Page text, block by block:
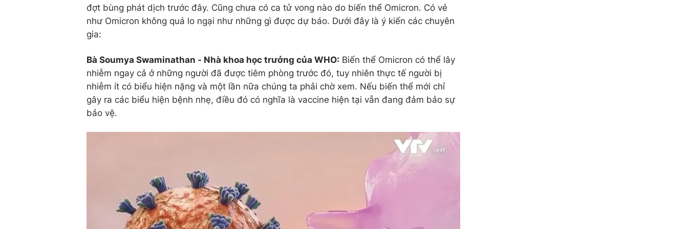
đợt bùng phát dịch trước đây. Cũng chưa có ca tử vong nào do biến thể Omicron. Có vẻ
như Omicron không quá lo ngại như những gì được dự báo. Dưới đây là ý kiến các chuyên
gia:
Bà Soumya Swaminathan - Nhà khoa học trưởng của WHO: Biến thể Omicron có thể lây
nhiễm ngay cả ở những người đã được tiêm phòng trước đó, tuy nhiên thực tế người bị
nhiễm ít có biểu hiện nặng và một lần nữa chúng ta phải chờ xem. Nếu biến thể mới chỉ
gây ra các biểu hiện bệnh nhẹ, điều đó có nghĩa là vaccine hiện tại vẫn đang đảm bảo sự
bảo vệ.